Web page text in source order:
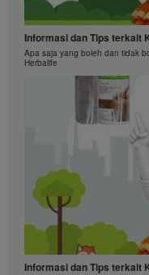
Informasi dan Tips terkait
Apa saja yang boleh dan tidak
Herbalife
Informasi dan Tips terkait